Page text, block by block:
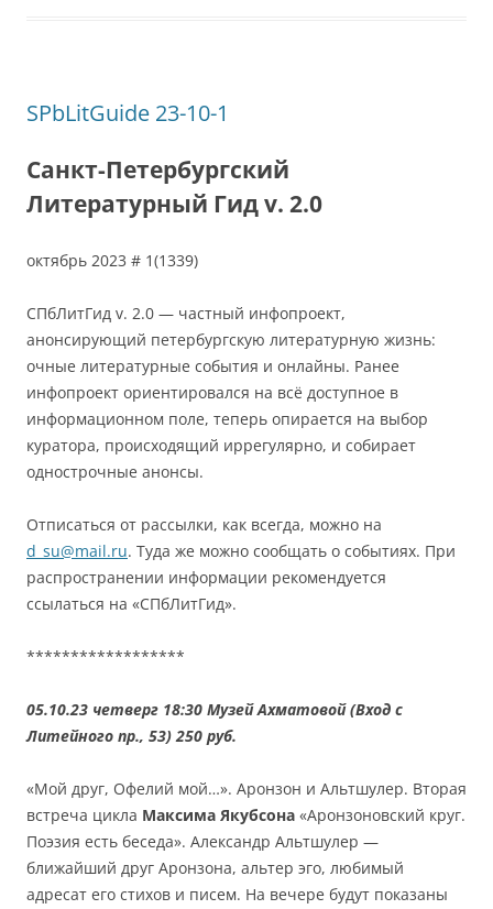
SPbLitGuide 23-10-1
Санкт-Петербургский
Литературный Гид v. 2.0
октябрь 2023 # 1(1339)
СПбЛитГид v. 2.0 — частный инфопроект,
анонсирующий петербургскую литературную жизнь:
очные литературные события и онлайны. Ранее
инфопроект ориентировался на всё доступное в
информационном поле, теперь опирается на выбор
куратора, происходящий иррегулярно, и собирает
однострочные анонсы.
Отписаться от рассылки, как всегда, можно на
d_su@mail.ru. Туда же можно сообщать о событиях. При
распространении информации рекомендуется
ссылаться на «СПбЛитГид».
******************
05.10.23 четверг 18:30 Музей Ахматовой (Вход с
Литейного пр., 53) 250 руб.
«Мой друг, Офелий мой…». Аронзон и Альтшулер. Вторая
встреча цикла Максима Якубсона «Аронзоновский круг.
Поэзия есть беседа». Александр Альтшулер —
ближайший друг Аронзона, альтер эго, любимый
адресат его стихов и писем. На вечере будут показаны